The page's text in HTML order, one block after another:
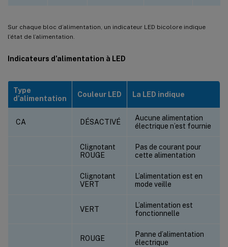
Sur chaque bloc d’alimentation, un indicateur LED bicolore indique
l’état de l’alimentation.
Indicateurs d’alimentation à LED
Type
d’alimentation
Couleur LED La LED indique
CA DÉSACTIVÉ
Aucune alimentation
électrique n’est fournie
Clignotant
ROUGE
Pas de courant pour
cette alimentation
Clignotant
VERT
L’alimentation est en
mode veille
VERT
L’alimentation est
fonctionnelle
ROUGE
Panne d’alimentation
électrique